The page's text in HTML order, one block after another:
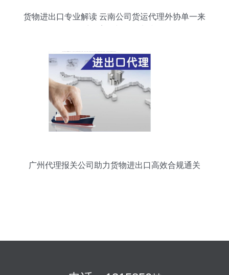
货物进出口专业解读 云南公司货运代理外协单一来
广州代理报关公司助力货物进出口高效合规通关